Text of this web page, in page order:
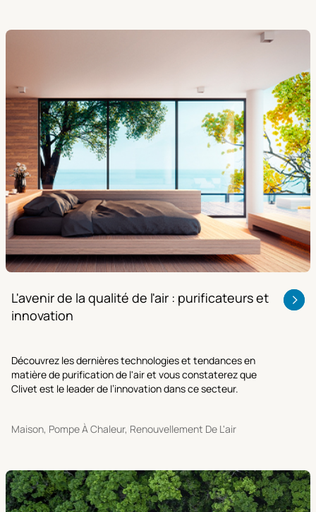
L'avenir de la qualité de l'air : purificateurs et
innovation
Découvrez les dernières technologies et tendances en
matière de purification de l'air et vous constaterez que
Clivet est le leader de l’innovation dans ce secteur.
Maison, Pompe À Chaleur, Renouvellement De L'air